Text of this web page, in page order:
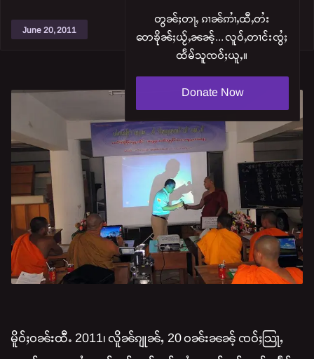
June 20, 2011
မိူဝ်ႈဝၼ်းထီႉ 2011၊ လိူၼ်ၵျုၼ်ႇ 20 ဝၼ်းၼၼ်ႉ ၸဝ်ႈသြႃႇ
တွၼ်ႈတႃႇ ၵၢၼ်ဢၢႆႇထီႇတႆး
တေၶိုၼ်ႈယႂ်ႇၼၼ်ႉ... လူဝ်ႇတၢင်းၸွႆႈ
ထႅမ်သူၸဝ်ႈယူႇ။
Donate Now